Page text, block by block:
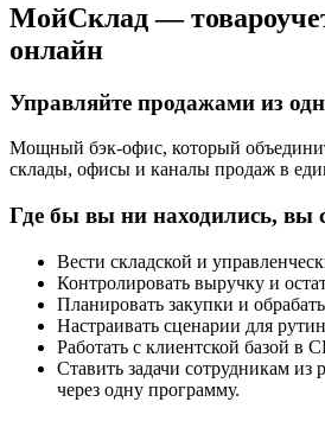
МойСклад —
онлайн
Управляйте продажами из
Мощный бэк-офис, который
склады, офисы и каналы продаж в
Где бы вы ни находились, вы
Вести складской и
Контролировать выручку и
Планировать закупки и
Настраивать сценарии для
Работать с клиентской базой в
Ставить задачи сотрудникам из
через одну программу.